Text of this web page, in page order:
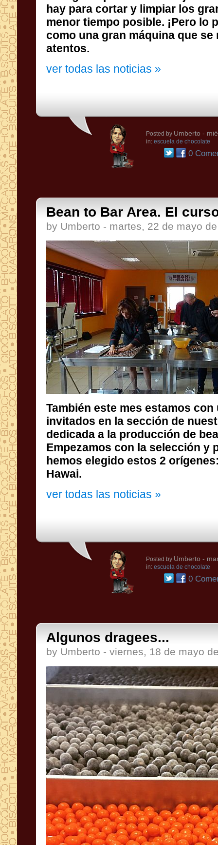
atentos.
ver todas las noticias »
Posted by Umberto -
in: escuela de chocolate
0
Bean to Bar Area. El
by Umberto - martes, 22 de mayo
También este mes estamos
invitados en la sección de
dedicada a la producción
Empezamos con la
hemos elegido estos 2
Hawai.
ver todas las noticias »
Posted by Umberto -
in: escuela de chocolate
0
Algunos dragees...
by Umberto - viernes, 18 de mayo